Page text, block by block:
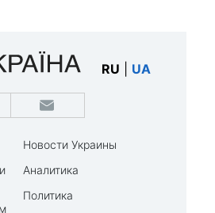
RU UA
Новости Украины
Аналитика
Политика